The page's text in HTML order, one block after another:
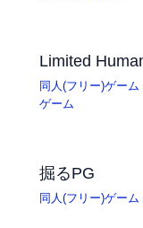
Limited
同人(フリー)ゲーム
ゲーム
掘るPG
同人(フリー)ゲーム